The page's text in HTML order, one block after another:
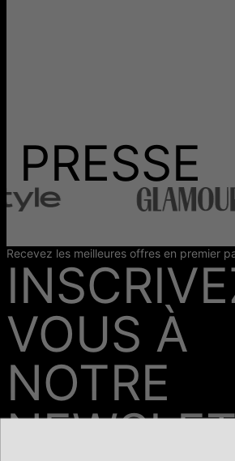
PRESSE
Recevez les meilleures offres en premier
VOUS À
NOTRE